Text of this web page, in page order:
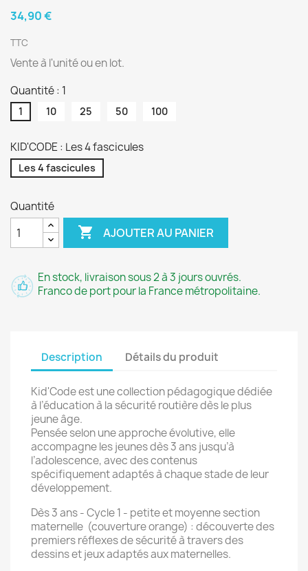
34,90 €
TTC
Vente à l'unité ou en lot.
Quantité : 1
1 10 25 50 100
KID'CODE : Les 4 fascicules
Les 4 fascicules
Quantité
 AJOUTER AU PANIER
En stock, livraison sous 2 à 3 jours ouvrés.
Franco de port pour la France métropolitaine.
Description Détails du produit
Kid'Code est une collection pédagogique dédiée
à l’éducation à la sécurité routière dès le plus
jeune âge.
Pensée selon une approche évolutive, elle
accompagne les jeunes dès 3 ans jusqu’à
l’adolescence, avec des contenus
spécifiquement adaptés à chaque stade de leur
développement.
Dès 3 ans - Cycle 1 - petite et moyenne section
maternelle (couverture orange) : découverte des
premiers réflexes de sécurité à travers des
dessins et jeux adaptés aux maternelles.